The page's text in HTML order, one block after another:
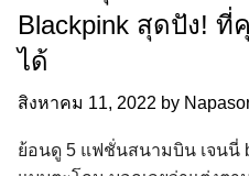
Blackpink สุดปัง!
ได้
สิงหาคม 11, 2022 by
ย้อนดู 5 แฟชั่นสนามบิน เจนนี่